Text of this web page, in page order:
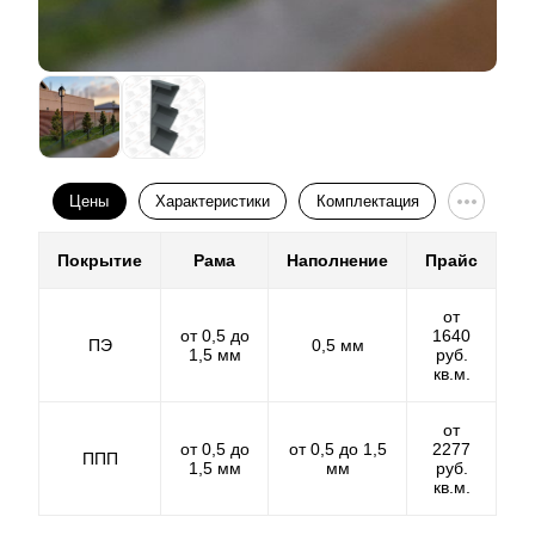
Еще один нюанс – выбор расцветок и фактур.
Разнообразие выбора есть только в том случае, если
толщина стального листа более 0.5 мм. В противном
случае выбор ограничивается двумя - тремя самыми
распространенными цветами.
Порошковое покрытие.
более выгодно. Оно обеспечивает богатство фактур
изготовления готового забора. Порошковое покрытие
обеспечивает долговечность готового изделия при
микрон. Чем толще слой декоративного покрытия,
тем дороже обойдется забор.
Цены Характеристики Комплектация
Покрытие Рама Наполнение Прайс
ПЭ
от 0,5 до
1,5 мм
0,5 мм
от
1640
руб.
кв.м.
ППП
от 0,5 до
1,5 мм
от 0,5 до 1,5
мм
от
2277
руб.
кв.м.